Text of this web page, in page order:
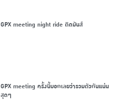
GPX meeting night ride ติดมันส์
GPX meeting ครั้งนี้บอกเลยว่ารวมตัวกันแน่น
สุดๆ